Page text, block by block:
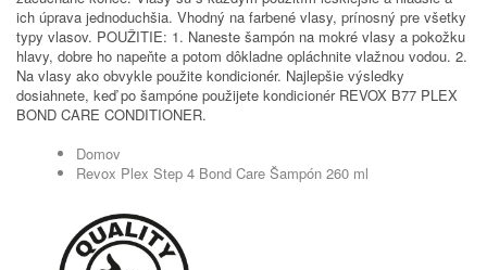
ich úprava jednoduchšia. Vhodný na farbené vlasy, prínosný pre všetky
typy vlasov. POUŽITIE: 1. Naneste šampón na mokré vlasy a pokožku
hlavy, dobre ho napeňte a potom dôkladne opláchnite vlažnou vodou. 2.
Na vlasy ako obvykle použite kondicionér. Najlepšie výsledky
dosiahnete, keď po šampóne použijete kondicionér REVOX B77 PLEX
BOND CARE CONDITIONER.
Domov
Revox Plex Step 4 Bond Care Šampón 260 ml